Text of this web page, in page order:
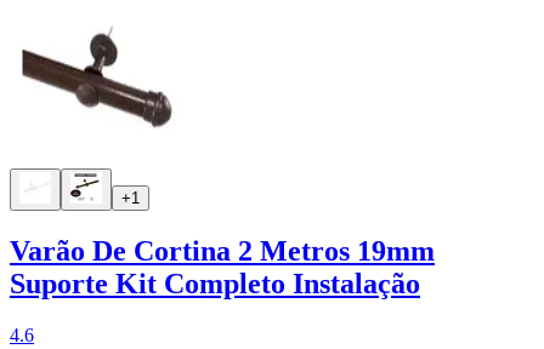
+1
Varão De Cortina 2 Metros 19mm
Suporte Kit Completo Instalação
4.6